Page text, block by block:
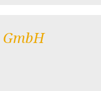
GmbH